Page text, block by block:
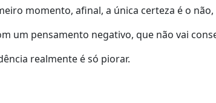
momento, afinal, a única certeza é o
um pensamento negativo, que não vai
realmente é só piorar.